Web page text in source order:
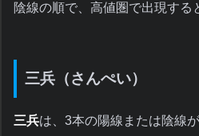
陰線の順で、高値圏で出現する
三兵（さんぺい）
三兵は、3本の陽線または陰線